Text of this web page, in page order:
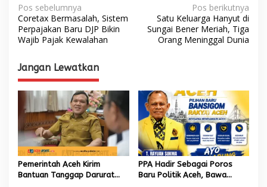
N
a
v
i
g
a
s
i
p
o
s
Pos sebelumnya
Coretax Bermasalah, Sistem
Perpajakan Baru DJP Bikin
Wajib Pajak Kewalahan
Pos berikutnya
Satu Keluarga Hanyut di
Sungai Bener Meriah, Tiga
Orang Meninggal Dunia
Jangan Lewatkan
‎Pemerintah Aceh Kirim
Bantuan Tanggap Darurat
PPA Hadir Sebagai Poros
Baru Politik Aceh, Bawa